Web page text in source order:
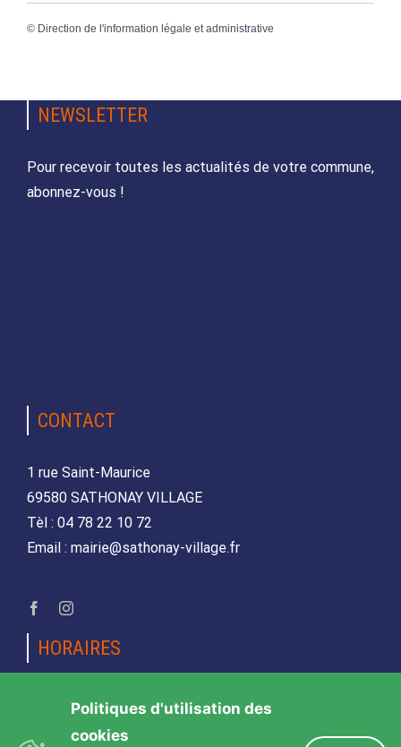
© Direction de l'information légale et administrative
NEWSLETTER
Pour recevoir toutes les actualités de votre commune,
abonnez-vous !
CONTACT
1 rue Saint-Maurice
69580 SATHONAY VILLAGE
Tèl : 04 78 22 10 72
Email : mairie@sathonay-village.fr
HORAIRES
Lundi, mardi, jeudi et vendredi
de 08h30 à 12h00 et de 14h00 à 17h00
Politiques d'utilisation des
cookies